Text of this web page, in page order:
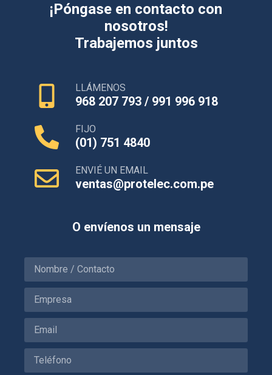
¡Póngase en contacto con
nosotros!
Trabajemos juntos
LLÁMENOS
968 207 793 / 991 996 918
FIJO
(01) 751 4840
ENVIÉ UN EMAIL
ventas@protelec.com.pe
O envíenos un mensaje